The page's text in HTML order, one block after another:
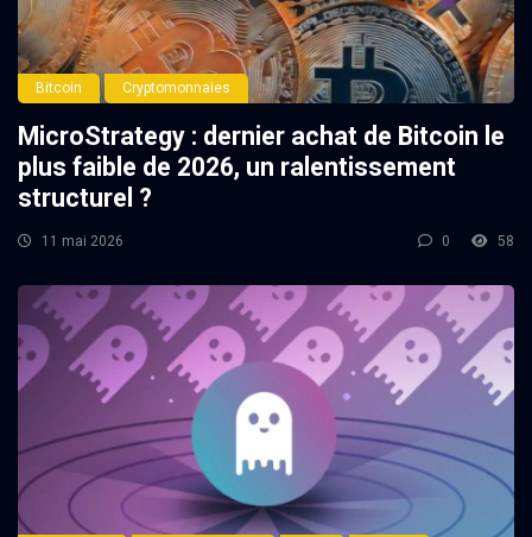
Bitcoin Cryptomonnaies
MicroStrategy : dernier achat de Bitcoin le
plus faible de 2026, un ralentissement
structurel ?
11 mai 2026 0 58